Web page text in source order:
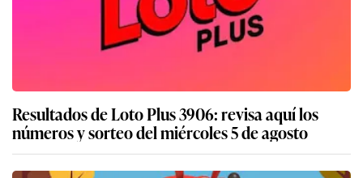
Resultados de Loto Plus 3906: revisa aquí los
números y sorteo del miércoles 5 de agosto